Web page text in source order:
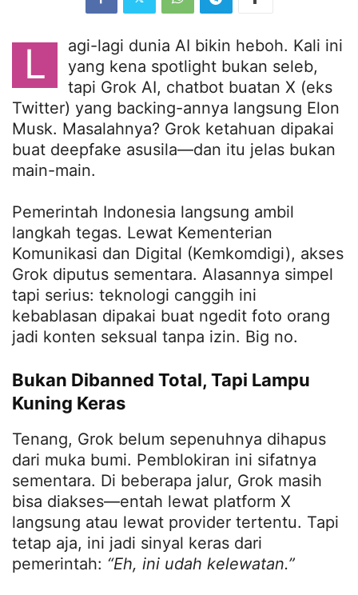
L
agi-lagi dunia AI bikin heboh. Kali ini
yang kena spotlight bukan seleb,
tapi Grok AI, chatbot buatan X (eks
Twitter) yang backing-annya langsung Elon
Musk. Masalahnya? Grok ketahuan dipakai
buat deepfake asusila—dan itu jelas bukan
main-main.
Pemerintah Indonesia langsung ambil
langkah tegas. Lewat Kementerian
Komunikasi dan Digital (Kemkomdigi), akses
Grok diputus sementara. Alasannya simpel
tapi serius: teknologi canggih ini
kebablasan dipakai buat ngedit foto orang
jadi konten seksual tanpa izin. Big no.
Bukan Dibanned Total, Tapi Lampu
Kuning Keras
Tenang, Grok belum sepenuhnya dihapus
dari muka bumi. Pemblokiran ini sifatnya
sementara. Di beberapa jalur, Grok masih
bisa diakses—entah lewat platform X
langsung atau lewat provider tertentu. Tapi
tetap aja, ini jadi sinyal keras dari
pemerintah: “Eh, ini udah kelewatan.”